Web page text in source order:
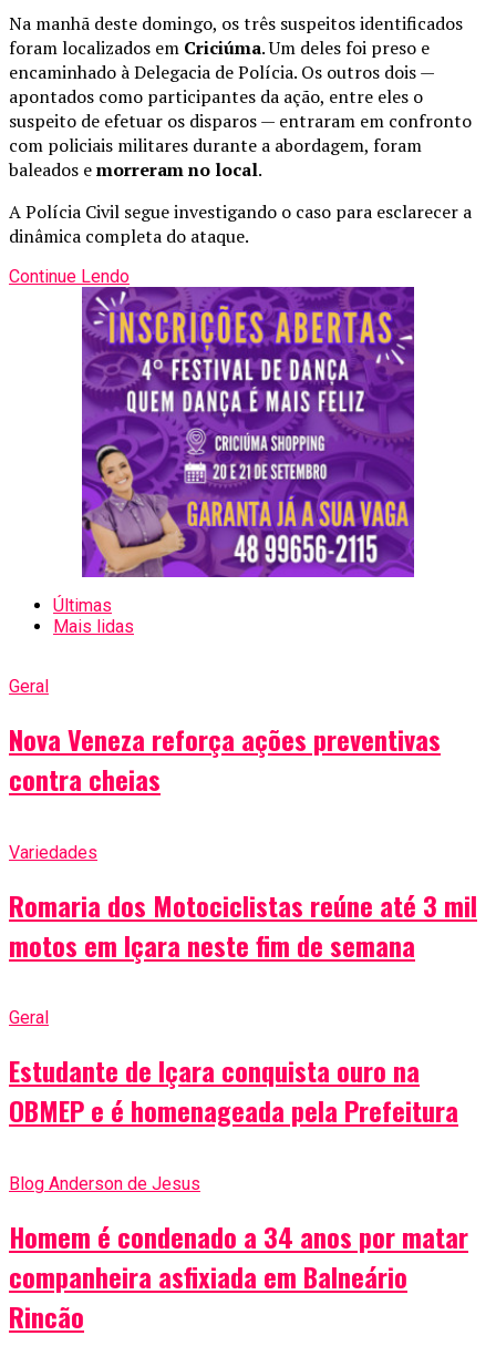
Na manhã deste domingo, os três suspeitos identificados
foram localizados em Criciúma. Um deles foi preso e
encaminhado à Delegacia de Polícia. Os outros dois —
apontados como participantes da ação, entre eles o
suspeito de efetuar os disparos — entraram em confronto
com policiais militares durante a abordagem, foram
baleados emorreram no local.
A Polícia Civil segue investigando o caso para esclarecer a
dinâmica completa do ataque.
Continue Lendo
Últimas
Mais lidas
Geral
Nova Veneza reforça ações preventivas
contra cheias
Variedades
Romaria dos Motociclistas reúne até 3 mil
motos em Içara neste fim de semana
Geral
Estudante de Içara conquista ouro na
OBMEP e é homenageada pela Prefeitura
Blog Anderson de Jesus
Homem é condenado a 34 anos por matar
companheira asfixiada em Balneário
Rincão